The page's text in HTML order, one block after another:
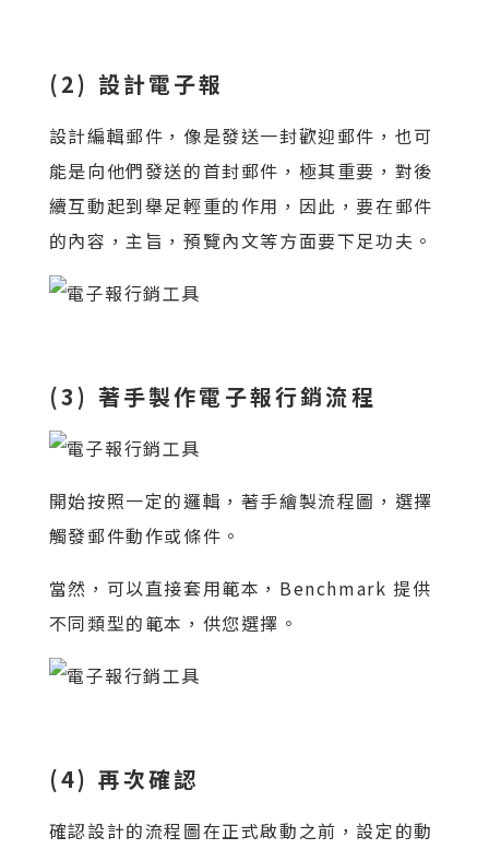
(2) 設計電子報
設計編輯郵件，像是發送一封歡迎郵件，也可
能是向他們發送的首封郵件，極其重要，對後
續互動起到舉足輕重的作用，因此，要在郵件
的內容，主旨，預覽內文等方面要下足功夫。
(3) 著手製作電子報行銷流程
開始按照一定的邏輯，著手繪製流程圖，選擇
觸發郵件動作或條件。
當然，可以直接套用範本，Benchmark 提供
不同類型的範本，供您選擇。
(4) 再次確認
確認設計的流程圖在正式啟動之前，設定的動